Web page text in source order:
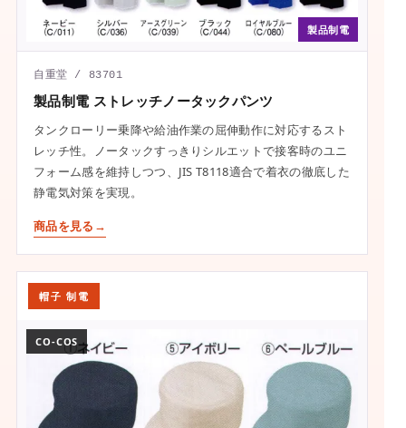
製品制電
自重堂 / 83701
製品制電 ストレッチノータックパンツ
タンクローリー乗降や給油作業の屈伸動作に対応するスト
レッチ性。ノータックすっきりシルエットで接客時のユニ
フォーム感を維持しつつ、JIS T8118適合で着衣の徹底した
静電気対策を実現。
商品を見る
帽子 制電
CO-COS